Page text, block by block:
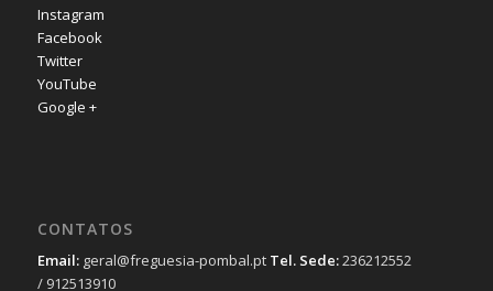
Instagram
Facebook
Twitter
YouTube
Google +
CONTATOS
Email:geral@freguesia-pombal.pt Tel. Sede:236212552
/ 912513910